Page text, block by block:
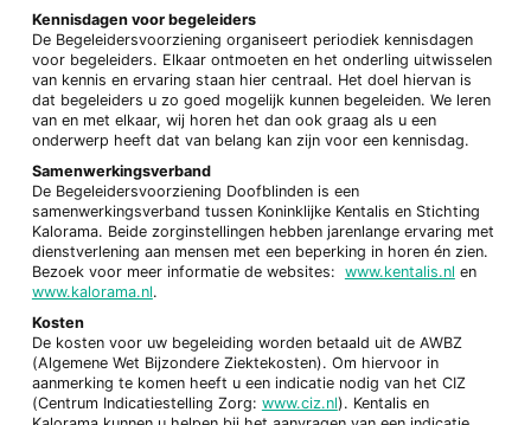
Kennisdagen voor begeleiders
De Begeleidersvoorziening organiseert periodiek kennisdagen
voor begeleiders. Elkaar ontmoeten en het onderling uitwisselen
van kennis en ervaring staan hier centraal. Het doel hiervan is
dat begeleiders u zo goed mogelijk kunnen begeleiden. We leren
van en met elkaar, wij horen het dan ook graag als u een
onderwerp heeft dat van belang kan zijn voor een kennisdag.
Samenwerkingsverband
De Begeleidersvoorziening Doofblinden is een
samenwerkingsverband tussen Koninklijke Kentalis en Stichting
Kalorama. Beide zorginstellingen hebben jarenlange ervaring met
dienstverlening aan mensen met een beperking in horen én zien.
Bezoek voor meer informatie de websites: www.kentalis.nl en
www.kalorama.nl.
Kosten
De kosten voor uw begeleiding worden betaald uit de AWBZ
(Algemene Wet Bijzondere Ziektekosten). Om hiervoor in
aanmerking te komen heeft u een indicatie nodig van het CIZ
(Centrum Indicatiestelling Zorg: www.ciz.nl). Kentalis en